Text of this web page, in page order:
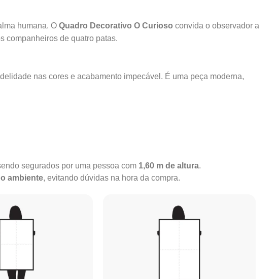
humana. O Quadro Decorativo O Curioso convida o observador a
companheiros de quatro patas.
nas cores e acabamento impecável. É uma peça moderna,
segurados por uma pessoa com 1,60 m de altura.
ambiente, evitando dúvidas na hora da compra.